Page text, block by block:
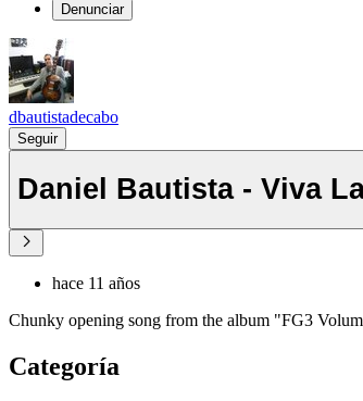
Denunciar
dbautistadecabo
Seguir
Daniel Bautista - Viva
hace 11 años
Chunky opening song from the album "FG3
Categoría